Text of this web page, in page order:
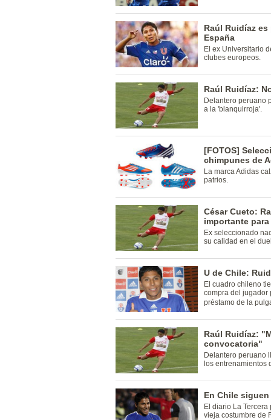
Raúl Ruidíaz
España
El ex Universitario
clubes europeos.
Raúl Ruidíaz:
Delantero peruano
a la 'blanquirroja'.
[FOTOS]
chimpunes de
La marca Adidas
patrios.
César Cueto:
importante
Ex seleccionado
su calidad en el
U de Chile:
El cuadro chileno
compra del jugador
préstamo de la
Raúl Ruidíaz:
convocatoria"
Delantero peruano
los entrenamientos
En Chile
El diario La
vieja costumbre de